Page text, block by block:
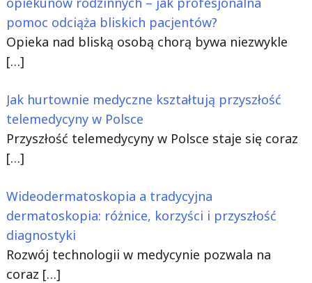
pomoc odciąża bliskich pacjentów?
Opieka nad bliską osobą chorą bywa niezwykle
[…]
Jak hurtownie medyczne kształtują przyszłość
telemedycyny w Polsce
Przyszłość telemedycyny w Polsce staje się coraz
[…]
Wideodermatoskopia a tradycyjna
dermatoskopia: różnice, korzyści i przyszłość
diagnostyki
Rozwój technologii w medycynie pozwala na
coraz […]